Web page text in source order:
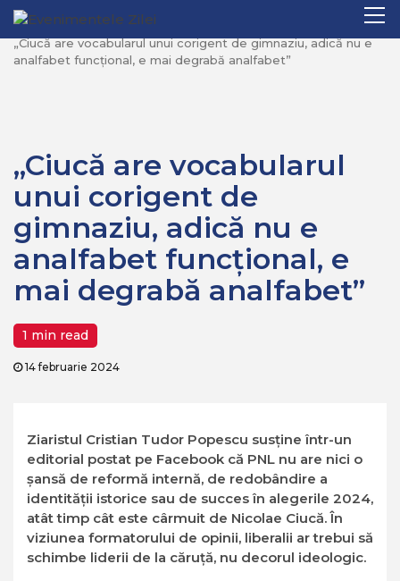
Mergi
conţinut.
Home
Politica
„Ciucă are vocabularul unui corigent de gimnaziu, adică nu e
analfabet funcțional, e mai degrabă analfabet”
„Ciucă are vocabularul
unui corigent de
gimnaziu, adică nu e
analfabet funcțional, e
mai degrabă analfabet”
1 min read
14 februarie 2024
Ziaristul Cristian Tudor Popescu susține într-un
editorial postat pe Facebook că PNL nu are nici o
șansă de reformă internă, de redobândire a
identității istorice sau de succes în alegerile 2024,
atât timp cât este cârmuit de Nicolae Ciucă. În
viziunea formatorului de opinii, liberalii ar trebui să
schimbe liderii de la căruță, nu decorul ideologic.